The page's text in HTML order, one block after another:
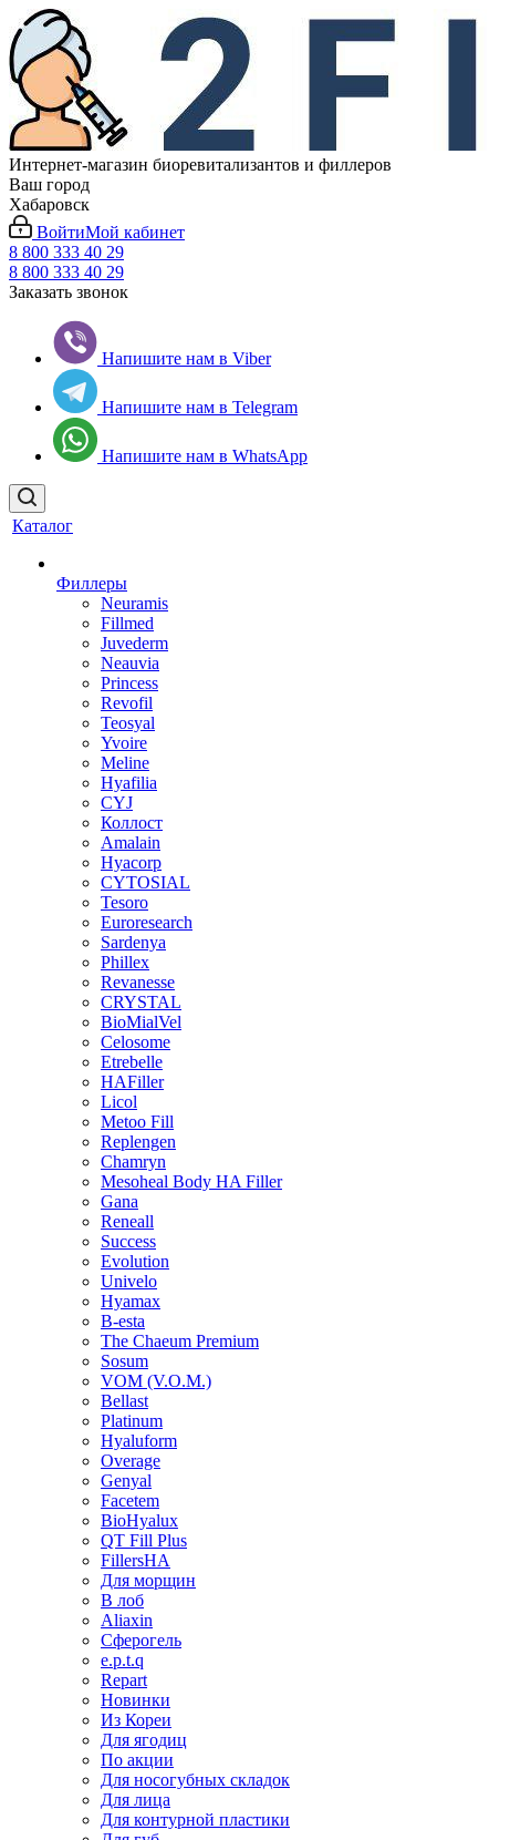
Интернет-магазин биоревитализантов и филлеров
Ваш город
Хабаровск
ВойтиМой кабинет
8 800 333 40 29
8 800 333 40 29
Заказать звонок
Напишите нам в Viber
Напишите нам в Telegram
Напишите нам в WhatsApp
Каталог
Филлеры
Neuramis
Fillmed
Juvederm
Neauvia
Princess
Revofil
Teosyal
Yvoire
Meline
Hyafilia
CYJ
Коллост
Amalain
Hyacorp
CYTOSIAL
Tesoro
Euroresearch
Sardenya
Phillex
Revanesse
CRYSTAL
BioMialVel
Celosome
Etrebelle
HAFiller
Licol
Metoo Fill
Replengen
Chamryn
Mesoheal Body HA Filler
Gana
Reneall
Success
Evolution
Univelo
Hyamax
B-esta
The Chaeum Premium
Sosum
VOM (V.O.M.)
Bellast
Platinum
Hyaluform
Overage
Genyal
Facetem
BioHyalux
QT Fill Plus
FillersHA
Для морщин
В лоб
Aliaxin
Сферогель
e.p.t.q
Repart
Новинки
Из Кореи
Для ягодиц
По акции
Для носогубных складок
Для лица
Для контурной пластики